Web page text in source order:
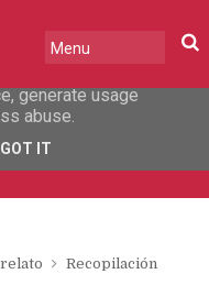
Recopilación
to deliver its services
and user-agent are
generate usage
abuse.
GOT IT